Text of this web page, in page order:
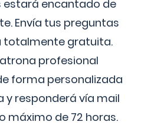
encantado de
Envía tus preguntas
totalmente gratuita.
profesional
forma personalizada
y responderá vía mail
máximo de 72 horas.